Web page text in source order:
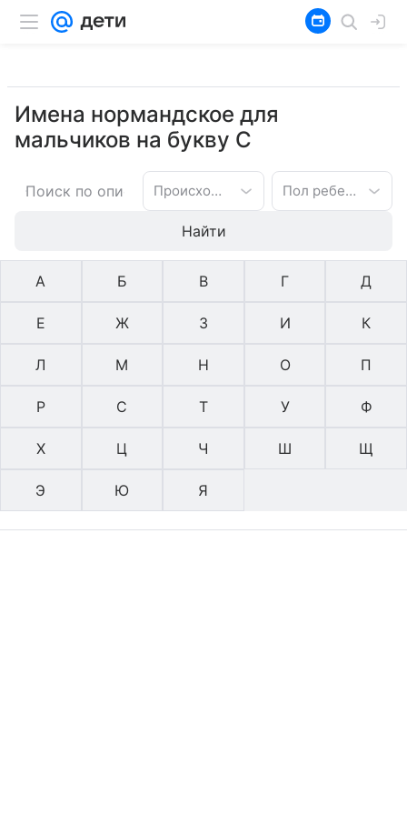
Имена нормандское для
мальчиков на букву С
Происхождение имени Пол ребенка
Найти
А Б В Г Д
Е Ж З И К
Л М Н О П
Р С Т У Ф
Х Ц Ч Ш Щ
Э Ю Я